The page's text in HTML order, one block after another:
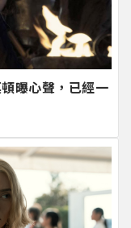
曝心聲，已經一